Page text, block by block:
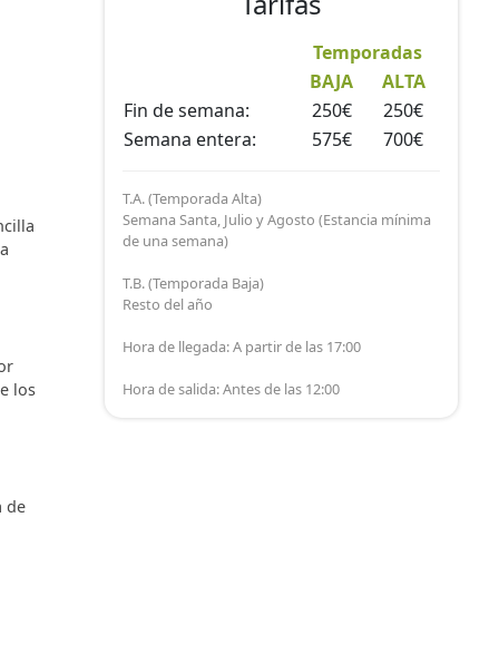
los
de
Temporadas
BAJA
ALTA
Fin de semana:
250€
250€
Semana entera:
575€ 700€
T.A. (Temporada Alta)
Semana Santa, Julio y Agosto (Estancia mínima
de una semana)
T.B. (Temporada Baja)
Resto del año
Hora de llegada: A partir de las 17:00
Hora de salida: Antes de las 12:00